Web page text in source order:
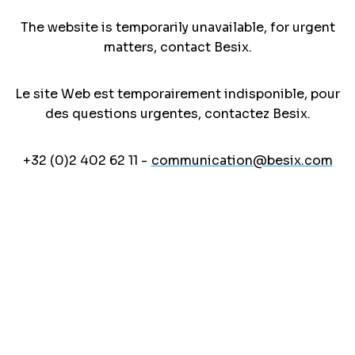
The website is temporarily unavailable, for urgent
matters, contact Besix.
Le site Web est temporairement indisponible, pour
des questions urgentes, contactez Besix.
+32 (0)2 402 62 11 - communication@besix.com